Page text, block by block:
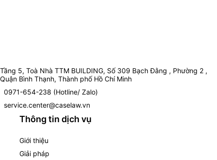
Tầng 5, Toà Nhà TTM BUILDING, Số 309 Bạch Đằng , Phường 2 ,
Quận Bình Thạnh, Thành phố Hồ Chí Minh
0971-654-238 (Hotline/ Zalo)
service.center@caselaw.vn
Thông tin dịch vụ
Giới thiệu
Giải pháp